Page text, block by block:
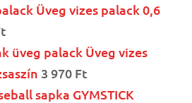
Üveg vizes palack 0,6
Üveg vizes
3 970 Ft
GYMSTICK